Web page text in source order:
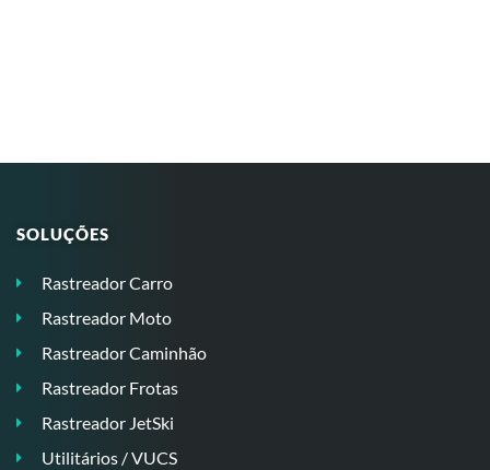
SOLUÇÕES
Rastreador Carro
Rastreador Moto
Rastreador Caminhão
Rastreador Frotas
Rastreador JetSki
Utilitários / VUCS